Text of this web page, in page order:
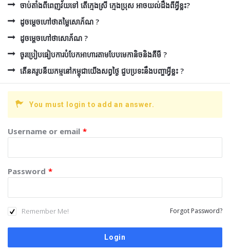
ចាប់តាំងពីពេញវ័យទៅ តើក្មេងស្រី ក្មេងប្រុស អាចយល់ដឹងពីអ្វីខ្លះ?
ដូចម្ដេចហៅថាតម្លៃសោភ័ណ ?
ដូចម្ដេចហៅថាសោភ័ណ ?
ចូរប្រៀបធៀបការបំបែកអាហារតាមបែបមេកានិចនិងគីមី ?
តើនគរូបនីយកម្មនៅកម្ពុជាយើងសព្វថ្ងៃ ជួបប្រទះនឹងបញ្ហាអ្វីខ្លះ ?
You must login to add an answer.
Username or email *
Password *
Remember Me! Forgot Password?